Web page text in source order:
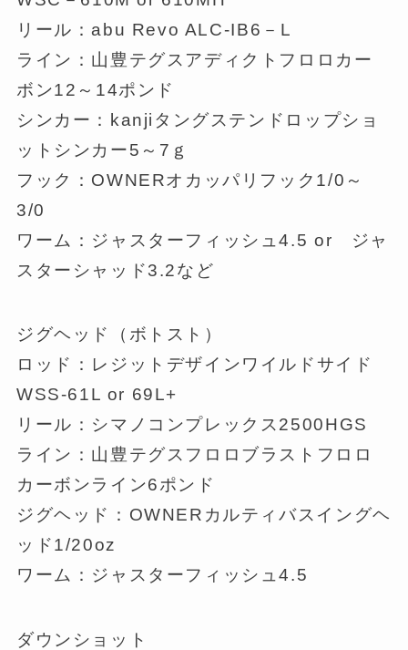
リール：abu Revo ALC-IB6－L
ライン：山豊テグスアディクトフロロカー
ボン12～14ポンド
シンカー：kanjiタングステンドロップショ
ットシンカー5～7ｇ
フック：OWNERオカッパリフック1/0～
3/0
ワーム：ジャスターフィッシュ4.5 or ジャ
スターシャッド3.2など
ジグヘッド（ボトスト）
ロッド：レジットデザインワイルドサイド
WSS-61L or 69L+
リール：シマノコンプレックス2500HGS
ライン：山豊テグスフロロブラストフロロ
カーボンライン6ポンド
ジグヘッド：OWNERカルティバスイングヘ
ッド1/20oz
ワーム：ジャスターフィッシュ4.5
ダウンショット